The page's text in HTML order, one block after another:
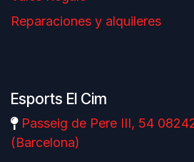
Reparaciones y alquileres
Esports El Cim
Passeig de Pere III, 54
(Barcelona)